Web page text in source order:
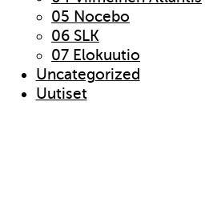
05 Nocebo
06 SLK
07 Elokuutio
Uncategorized
Uutiset